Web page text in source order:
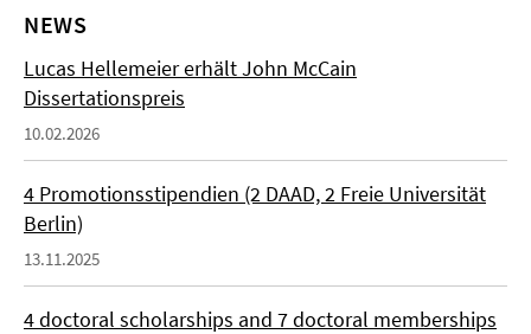
NEWS
Lucas Hellemeier erhält John McCain
Dissertationspreis
10.02.2026
4 Promotionsstipendien (2 DAAD, 2 Freie Universität
Berlin)
13.11.2025
4 doctoral scholarships and 7 doctoral memberships